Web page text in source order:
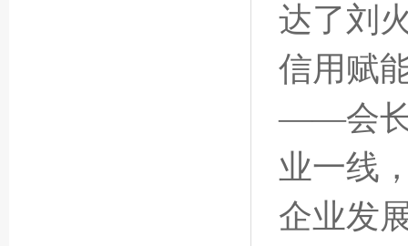
达了刘
信用赋
——会长
业一线
企业发